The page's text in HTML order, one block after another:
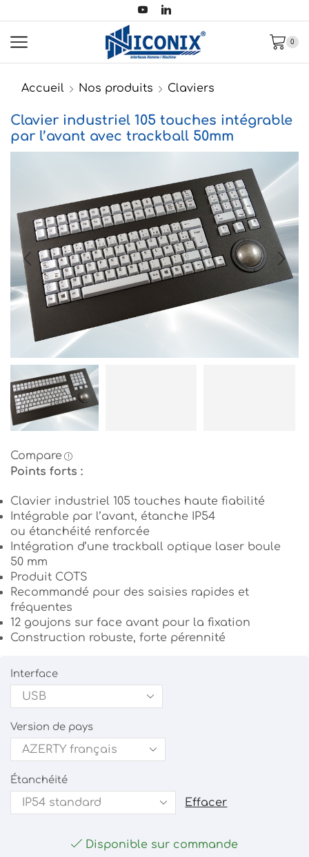
0
Accueil Nos produits Claviers
Clavier industriel 105 touches intégrable
par l’avant avec trackball 50mm
Compare
Points forts :
Clavier industriel 105 touches haute fiabilité
Intégrable par l’avant, étanche IP54
ou étanchéité renforcée
Intégration d’une trackball optique laser boule
50 mm
Produit COTS
Recommandé pour des saisies rapides et
fréquentes
12 goujons sur face avant pour la fixation
Construction robuste, forte pérennité
Interface
Version de pays
Étanchéité
Effacer
Disponible sur commande